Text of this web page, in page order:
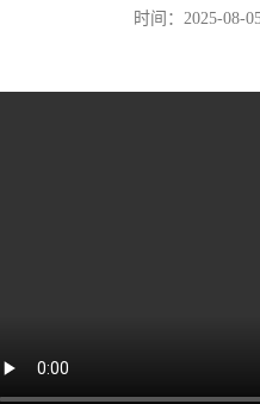
时间：2025-08-